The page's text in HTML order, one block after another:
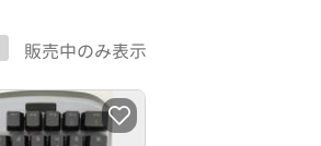
販売中のみ表示